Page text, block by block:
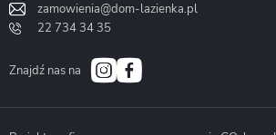
Bath&Spa
zamowienia@dom-lazienka.pl
22 734 34 35
Znajdź nas na